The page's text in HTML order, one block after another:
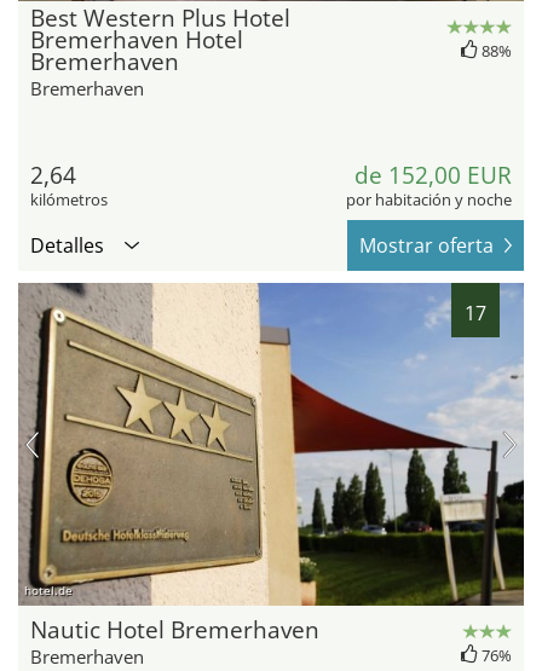
Best Western Plus Hotel
Bremerhaven Hotel
Bremerhaven
Bremerhaven
88%
2,64
kilómetros
de 152,00 EUR
por habitación y noche
Detalles Mostrar oferta
17
hotel.de
Nautic Hotel Bremerhaven
Bremerhaven 76%